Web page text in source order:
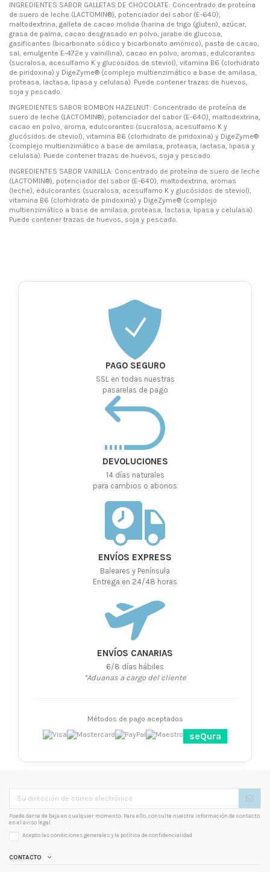
INGREDIENTES SABOR GALLETAS DE CHOCOLATE: Concentrado de proteína
de suero de leche (LACTOMIN®), potenciador del sabor (E-640),
maltodextrina, galleta de cacao molida (harina de trigo (gluten), azúcar,
grasa de palma, cacao desgrasado en polvo, jarabe de glucosa,
gasificantes (bicarbonato sódico y bicarbonato amónico), pasta de cacao,
sal, emulgente E-472e y vainillina), cacao en polvo, aromas, edulcorantes
(sucralosa, acesulfamo K y glucosidos de steviol), vitamina B6 (clorhidrato
de piridoxina) y DigeZyme® (complejo multienzimático a base de amilasa,
proteasa, lactasa, lipasa y celulasa). Puede contener trazas de huevos,
soja y pescado.
INGREDIENTES SABOR BOMBON HAZELNUT: Concentrado de proteína de
suero de leche (LACTOMIN®), potenciador del sabor (E-640), maltodextrina,
cacao en polvo, aroma, edulcorantes (sucralosa, acesulfamo K y
glucósidos de steviol), vitamina B6 (clorhidrato de piridoxina) y DigeZyme®
(complejo multienzimático a base de amilasa, proteasa, lactasa, lipasa y
celulasa). Puede contener trazas de huevos, soja y pescado.
INGREDIENTES SABOR VAINILLA: Concentrado de proteína de suero de leche
(LACTOMIN®), potenciador del sabor (E-640), maltodextrina, aromas
(leche), edulcorantes (sucralosa, acesulfamo K y glucósidos de steviol),
vitamina B6 (clorhidrato de piridoxina) y DigeZyme® (complejo
multienzimático a base de amilasa, proteasa, lactasa, lipasa y celulasa).
Puede contener trazas de huevos, soja y pescado.
PAGO SEGURO
SSL en todas nuestras
pasarelas de pago
DEVOLUCIONES
14 días naturales
para cambios o abonos
ENVÍOS EXPRESS
Baleares y Península
Entrega en 24/48 horas
ENVÍOS CANARIAS
6/8 días hábiles
*Aduanas a cargo del cliente
Métodos de pago aceptados
seQura
Puede darse de baja en cualquier momento. Para ello, consulte nuestra información de contacto
en el aviso legal.
Acepto las condiciones generales y la política de confidencialidad
CONTACTO